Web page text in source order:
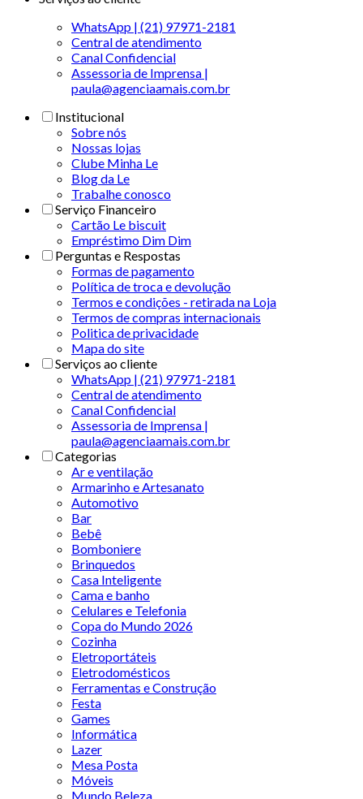
WhatsApp | (21) 97971-2181
Central de atendimento
Canal Confidencial
Assessoria de Imprensa |
paula@agenciaamais.com.br
Institucional
Sobre nós
Nossas lojas
Clube Minha Le
Blog da Le
Trabalhe conosco
Serviço Financeiro
Cartão Le biscuit
Empréstimo Dim Dim
Perguntas e Respostas
Formas de pagamento
Política de troca e devolução
Termos e condições - retirada na Loja
Termos de compras internacionais
Politica de privacidade
Mapa do site
Serviços ao cliente
WhatsApp | (21) 97971-2181
Central de atendimento
Canal Confidencial
Assessoria de Imprensa |
paula@agenciaamais.com.br
Categorias
Ar e ventilação
Armarinho e Artesanato
Automotivo
Bar
Bebê
Bomboniere
Brinquedos
Casa Inteligente
Cama e banho
Celulares e Telefonia
Copa do Mundo 2026
Cozinha
Eletroportáteis
Eletrodomésticos
Ferramentas e Construção
Festa
Games
Informática
Lazer
Mesa Posta
Móveis
Mundo Beleza